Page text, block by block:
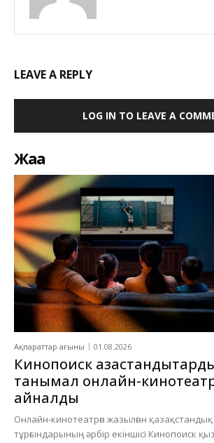
LEAVE A REPLY
LOG IN TO LEAVE A
Жаңа
Ақпараттар ағыны 01.08.2026
Кинопоиск
танымал онлайн-
айналды
Онлайн-кинотеатрға жазылған
тұрғындарының әрбір екіншісі Кинопоиск